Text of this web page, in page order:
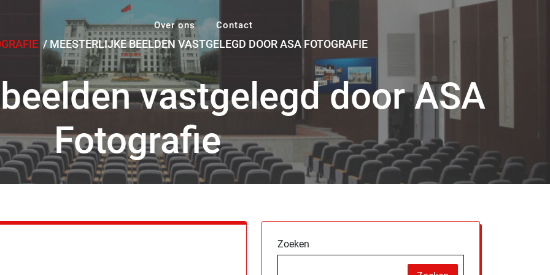
Over ons Contact
/ MEESTERLIJKE BEELDEN VASTGELEGD DOOR ASA FOTOGRAFIE
vastgelegd door ASA
Fotografie
Zoeken